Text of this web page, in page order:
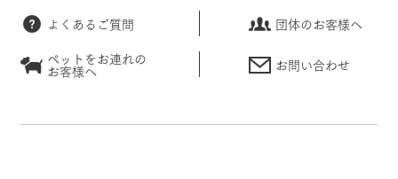
よくあるご質問
団体のお客様へ
ペットをお連れの
お客様へ お問い合わせ